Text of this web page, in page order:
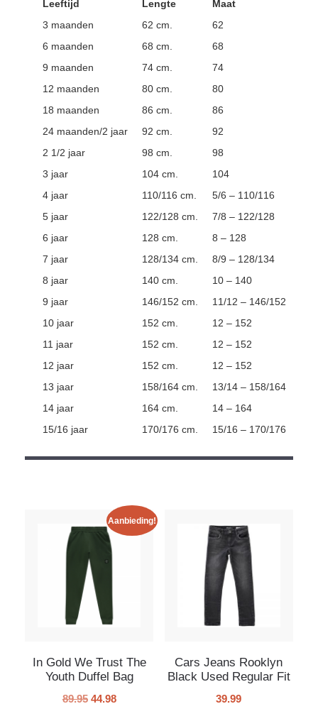
Leeftijd Lengte
Maat
3 maanden
62 cm.
62
6 maanden
68 cm.
68
9 maanden
74 cm.
74
12 maanden
80 cm.
80
18 maanden
86 cm.
86
24 maanden/2 jaar
92 cm.
92
2 1/2 jaar
98 cm.
98
3 jaar
104 cm.
104
4 jaar
110/116 cm.
5/6 – 110/116
5 jaar
122/128 cm.
7/8 – 122/128
6 jaar
128 cm.
8 – 128
7 jaar
128/134 cm.
8/9 – 128/134
8 jaar
140 cm.
10 – 140
9 jaar
146/152 cm.
11/12 – 146/152
10 jaar
152 cm.
12 – 152
11 jaar
152 cm.
12 – 152
12 jaar
152 cm.
12 – 152
13 jaar
158/164 cm.
13/14 – 158/164
14 jaar
164 cm.
14 – 164
15/16 jaar
170/176 cm. 15/16 – 170/176
Aanbieding!
In Gold We Trust The
Youth Duffel Bag
89.95 44.98
Cars Jeans Rooklyn
Black Used Regular Fit
39.99